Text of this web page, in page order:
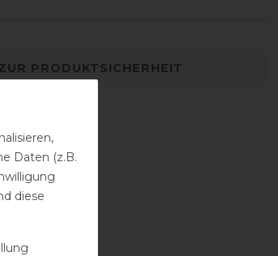
PRODUKTSICHERHEIT
Daten (z.B.
diese